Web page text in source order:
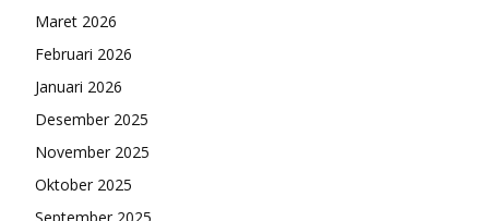
Maret 2026
Februari 2026
Januari 2026
Desember 2025
November 2025
Oktober 2025